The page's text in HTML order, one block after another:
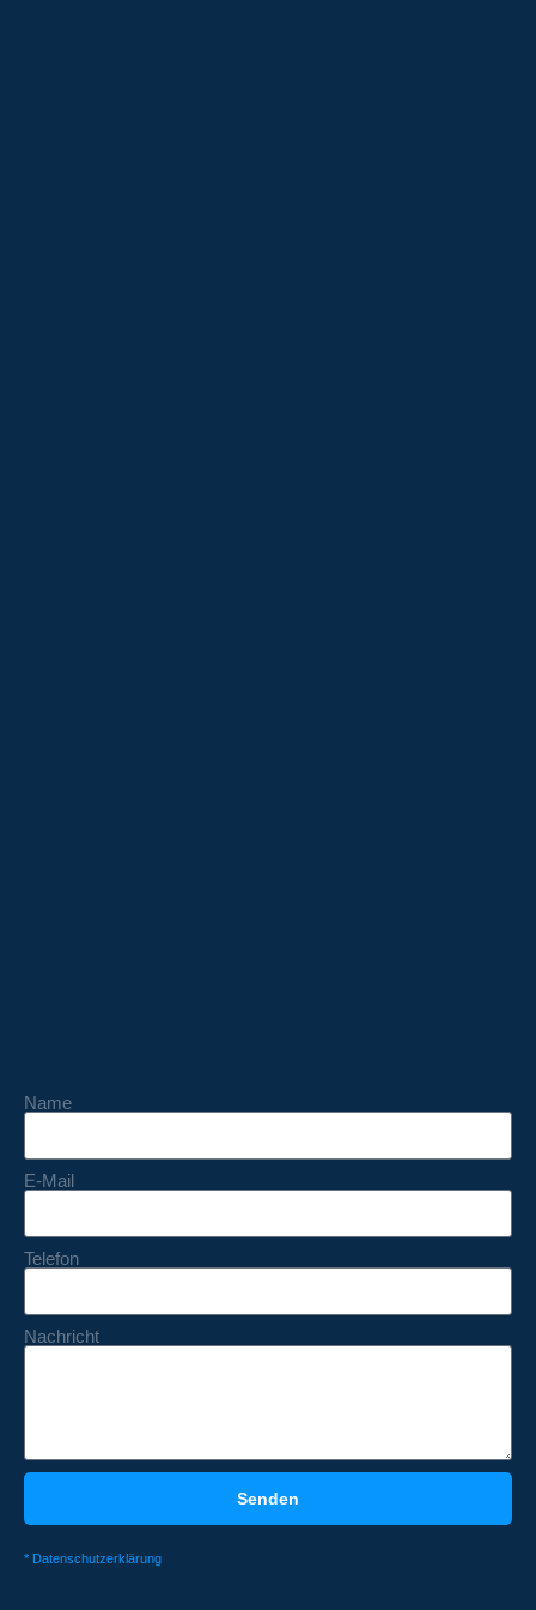
Name
E-Mail
Telefon
Nachricht
Senden
* Datenschutzerklärung